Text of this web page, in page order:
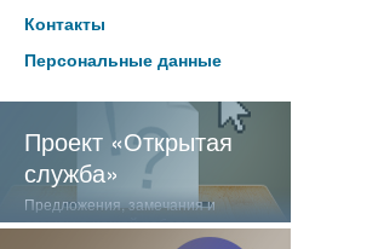
Контакты
Персональные данные
Проект «Открытая
служба»
Предложения, замечания и
отзывы о нашей работе